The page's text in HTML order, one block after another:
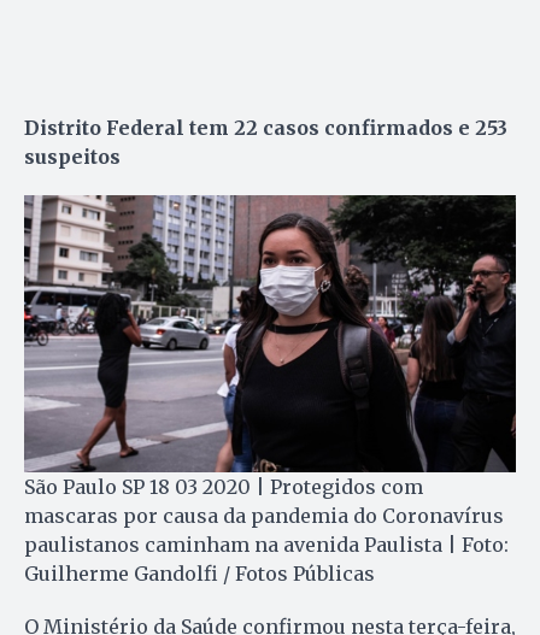
Distrito Federal tem 22 casos confirmados e 253
suspeitos
São Paulo SP 18 03 2020 | Protegidos com
mascaras por causa da pandemia do Coronavírus
paulistanos caminham na avenida Paulista | Foto:
Guilherme Gandolfi / Fotos Públicas
O Ministério da Saúde confirmou nesta terça-feira,